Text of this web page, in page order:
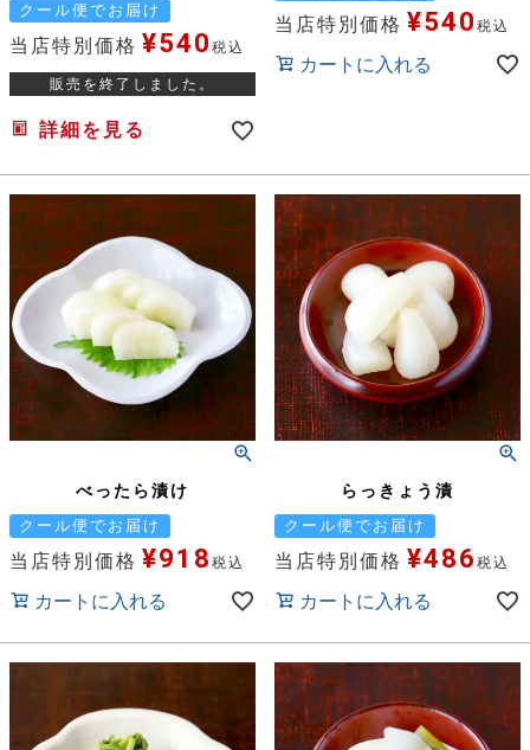
クール便でお届け
当店特別価格 ¥540 税込
販売を終了しました。
詳細を見る
当店特別価格 ¥540 税込
カートに入れる
べったら漬け
クール便でお届け
当店特別価格 ¥918 税込
カートに入れる
らっきょう漬
クール便でお届け
当店特別価格 ¥486 税込
カートに入れる